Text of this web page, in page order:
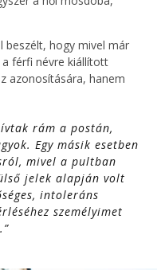
beszélt, hogy mivel már
a férfi névre kiállított
azonosítására, hanem
rám a postán,
Egy másik esetben
mivel a pultban
jelek alapján volt
intoleráns
személyimet